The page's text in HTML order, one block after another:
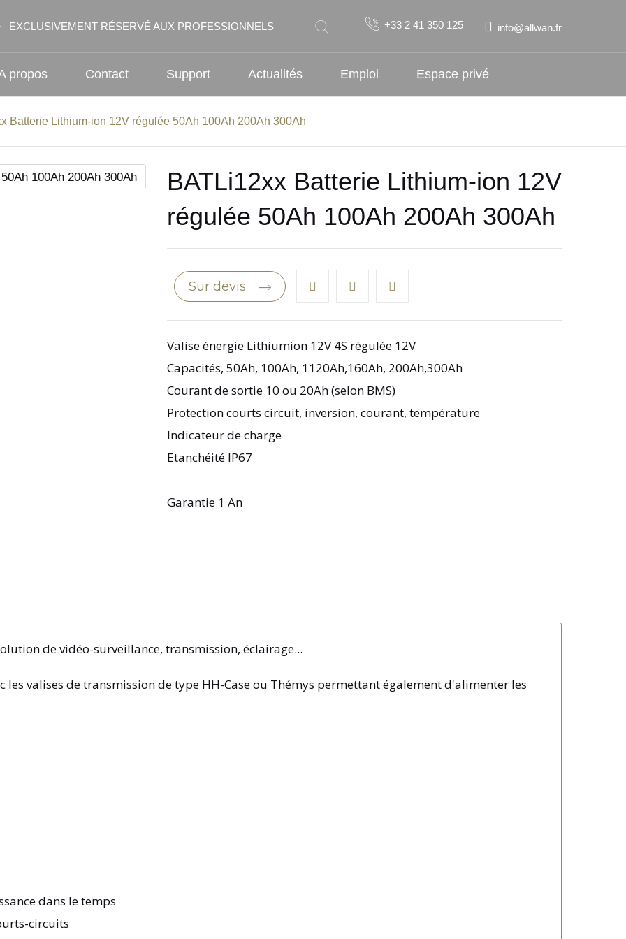
EXCLUSIVEMENT RÉSERVÉ AUX PROFESSIONNELS +33 2 41 350 125 info@allwan.fr
propos Contact Support Actualités Emploi Espace privé
Batterie Lithium-ion 12V régulée 50Ah 100Ah 200Ah 300Ah
BATLi12xx Batterie Lithium-ion 12V
régulée 50Ah 100Ah 200Ah 300Ah
Sur devis
Valise énergie Lithiumion 12V 4S régulée 12V
Capacités, 50Ah, 100Ah, 1120Ah,160Ah, 200Ah,300Ah
Courant de sortie 10 ou 20Ah (selon BMS)
Protection courts circuit, inversion, courant, température
Indicateur de charge
Etanchéité IP67
Garantie 1 An
de vidéo-surveillance, transmission, éclairage...
les valises de transmission de type HH-Case ou Thémys permettant également d'alimenter les
dans le temps
circuits